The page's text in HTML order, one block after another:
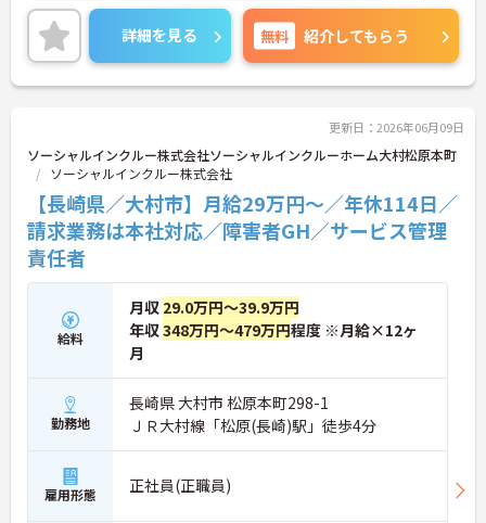
また、マイカー通勤可能で無料駐車場もあるので、
通勤らくらくです◎
ご興味のある方には、面接対策ポイントなど、さら
に詳細をお話しいたしますのでお気軽にご相談くだ
さい！
詳細を見る 無料 紹介してもらう
更新日：2026年06月09日
ソーシャルインクルー株式会社ソーシャルインクルーホーム大村松原本町
ソーシャルインクルー株式会社
【長崎県／大村市】月給29万円～／年休114日／
請求業務は本社対応／障害者GH／サービス管理
責任者
給料
月収 29.0万円～39.9万円
年収348万円～479万円程度 ※月給×12ヶ
月
勤務地
長崎県 大村市 松原本町298-1
ＪＲ大村線「松原(長崎)駅」徒歩4分
雇用形態 正社員(正職員)